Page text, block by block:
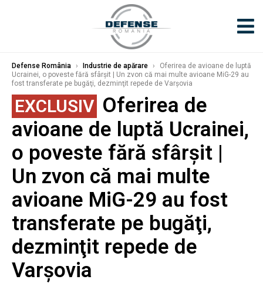
Defense România › Industrie de apărare ›
Oferirea de avioane de luptă
Ucrainei, o poveste fără sfârşit | Un zvon că mai multe avioane MiG-29 au
fost transferate pe bugăţi, dezminţit repede de Varşovia
EXCLUSIV Oferirea de
avioane de luptă Ucrainei,
o poveste fără sfârşit |
Un zvon că mai multe
avioane MiG-29 au fost
transferate pe bugăţi,
dezminţit repede de
Varşovia